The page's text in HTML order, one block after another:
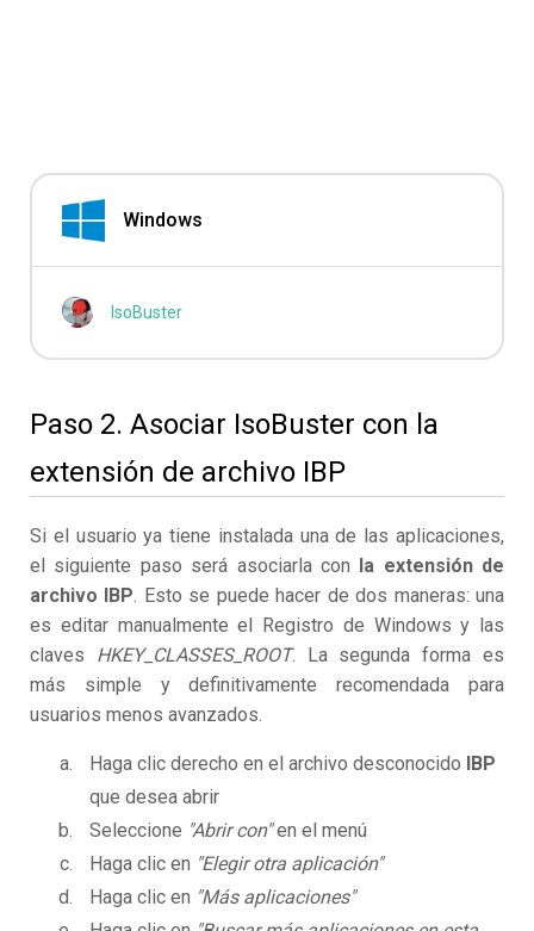
Windows
IsoBuster
Paso 2. Asociar IsoBuster con la
extensión de archivo IBP
Si el usuario ya tiene instalada una de las aplicaciones,
el siguiente paso será asociarla con la extensión de
archivo IBP. Esto se puede hacer de dos maneras: una
es editar manualmente el Registro de Windows y las
claves HKEY_CLASSES_ROOT. La segunda forma es
más simple y definitivamente recomendada para
usuarios menos avanzados.
Haga clic derecho en el archivo desconocido IBP
que desea abrir
Seleccione "Abrir con"en el menú
Haga clic en "Elegir otra aplicación"
Haga clic en "Más aplicaciones"